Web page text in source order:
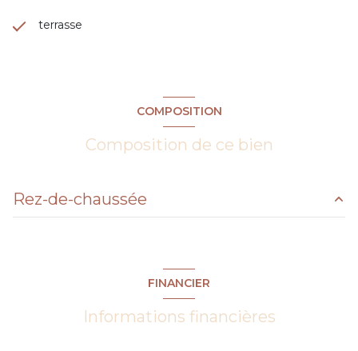
terrasse
COMPOSITION
Composition de ce bien
Rez-de-chaussée
FINANCIER
Informations financières